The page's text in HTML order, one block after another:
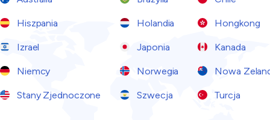
Hiszpania Holandia Hongkong
Izrael Japonia Kanada
Niemcy Norwegia Nowa
Stany Zjednoczone Szwecja Turcja